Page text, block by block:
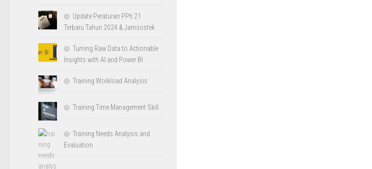
Update Peraturan PPh 21
Terbaru Tahun 2024 & Jamsostek
Turning Raw Data to Actionable
Insights with AI and Power BI
Training Workload Analysis
Training Time Management Skill
Training Needs Analysis and
Evaluation